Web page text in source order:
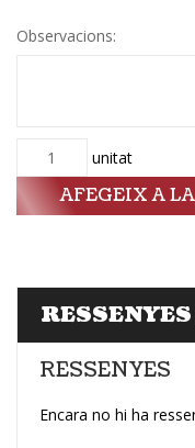
Observacions:
Quantitat unitat
AFEGEIX A
RESSENYES
Encara no hi ha